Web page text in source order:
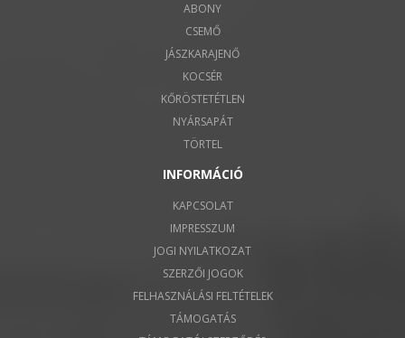
ABONY
CSEMŐ
JÁSZKARAJENŐ
KOCSÉR
KŐRÖSTETÉTLEN
NYÁRSAPÁT
TÖRTEL
INFORMÁCIÓ
KAPCSOLAT
IMPRESSZUM
JOGI NYILATKOZAT
SZERZŐI JOGOK
FELHASZNÁLÁSI FELTÉTELEK
TÁMOGATÁS